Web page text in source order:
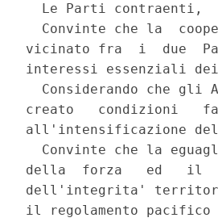
  Le Parti contraenti,
Convinte che la
vicinato fra  i  due
interessi essenziali
Considerando che gli
creato   condizioni
all'intensificazione
Convinte che la
della  forza   ed   il
dell'integrita'
il regolamento